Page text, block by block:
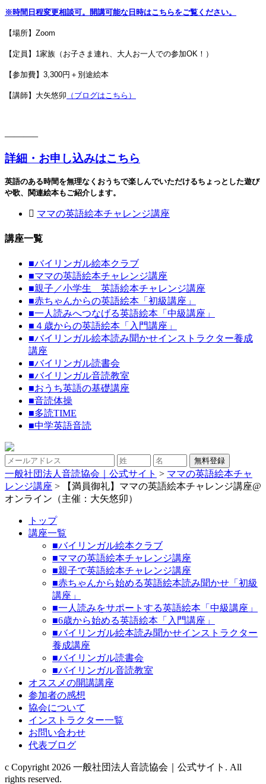
※時間日程変更相談可。開講可能な日時はこちらをご覧ください。
【場所】Zoom
【定員】1家族（お子さま連れ、大人お一人での参加OK！）
【参加費】3,300円＋別途絵本
【講師】大矢悠卯 （ブログはこちら）
———–
詳細・お申し込みはこちら
英語のある時間を無理なくおうちで楽しんでいただけるちょっとした遊び
や歌、関連絵本もご紹介します。
ママの英語絵本チャレンジ講座
講座一覧
■バイリンガル絵本クラブ
■ママの英語絵本チャレンジ講座
■親子／小学生 英語絵本チャレンジ講座
■赤ちゃんからの英語絵本「初級講座」
■一人読みへつなげる英語絵本「中級講座」
■ ４歳からの英語絵本「入門講座」
■バイリンガル絵本読み聞かせインストラクター養成
講座
■バイリンガル読書会
■バイリンガル音読教室
■おうち英語の基礎講座
■音読体操
■多読TIME
■中学英語音読
一般社団法人音読協会｜公式サイト > ママの英語絵本チャ
レンジ講座 >
【満員御礼】ママの英語絵本チャレンジ講座@
オンライン（主催：大矢悠卯）
トップ
講座一覧
■バイリンガル絵本クラブ
■ママの英語絵本チャレンジ講座
■親子で英語絵本チャレンジ講座
■赤ちゃんから始める英語絵本読み聞かせ「初級
講座」
■一人読みをサポートする英語絵本「中級講座」
■6歳から始める英語絵本「入門講座」
■バイリンガル絵本読み聞かせインストラクター
養成講座
■バイリンガル読書会
■バイリンガル音読教室
オススメの開講講座
参加者の感想
協会について
インストラクター一覧
お問い合わせ
代表ブログ
c Copyright 2026 一般社団法人音読協会｜公式サイト. All
rights reserved.